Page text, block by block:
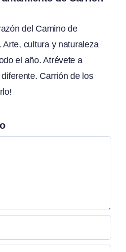
del Camino de
Arte, cultura y naturaleza
el año. Atrévete a
Carrión de los